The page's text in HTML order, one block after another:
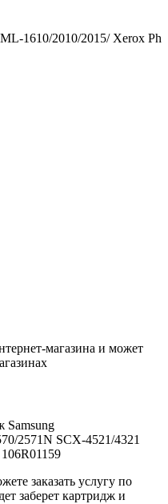
1610/2010/2015/ Xerox Ph
магазина и может
Samsung
2571N SCX-4521/4321
заказать услугу по
заберет картридж и